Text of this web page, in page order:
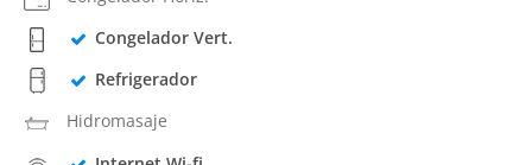
Congelador Vert.
Refrigerador
Hidromasaje